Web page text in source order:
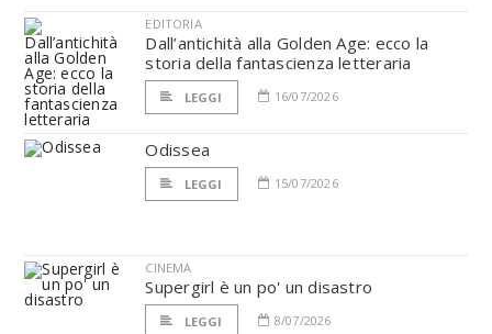
EDITORIA
Dall’antichità alla Golden Age: ecco la
storia della fantascienza letteraria
LEGGI 16/07/2026
Odissea
LEGGI 15/07/2026
CINEMA
Supergirl è un po' un disastro
LEGGI 8/07/2026